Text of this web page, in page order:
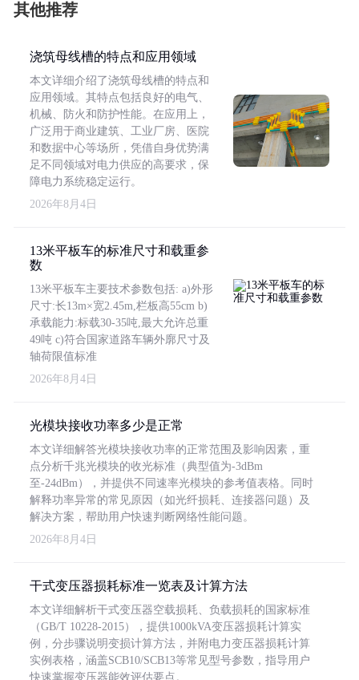
其他推荐
浇筑母线槽的特点和应用领域
本文详细介绍了浇筑母线槽的特点和
应用领域。其特点包括良好的电气、
机械、防火和防护性能。在应用上，
广泛用于商业建筑、工业厂房、医院
和数据中心等场所，凭借自身优势满
足不同领域对电力供应的高要求，保
障电力系统稳定运行。
2026年8月4日
13米平板车的标准尺寸和载重参
数
13米平板车主要技术参数包括: a)外形
尺寸:长13m×宽2.45m,栏板高55cm b)
承载能力:标载30-35吨,最大允许总重
49吨 c)符合国家道路车辆外廓尺寸及
轴荷限值标准
2026年8月4日
光模块接收功率多少是正常
本文详细解答光模块接收功率的正常范围及影响因素，重
点分析千兆光模块的收光标准（典型值为-3dBm
至-24dBm），并提供不同速率光模块的参考值表格。同时
解释功率异常的常见原因（如光纤损耗、连接器问题）及
解决方案，帮助用户快速判断网络性能问题。
2026年8月4日
干式变压器损耗标准一览表及计算方法
本文详细解析干式变压器空载损耗、负载损耗的国家标准
（GB/T 10228-2015），提供1000kVA变压器损耗计算实
例，分步骤说明变损计算方法，并附电力变压器损耗计算
实例表格，涵盖SCB10/SCB13等常见型号参数，指导用户
快速掌握变压器能效评估要点。